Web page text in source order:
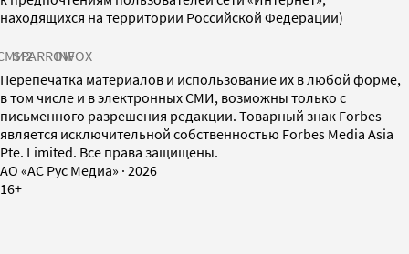
находящихся на территории Российской Федерации)
SPARROWINFOX
Перепечатка материалов и использование их в любой форме,
в том числе и в электронных СМИ, возможны только с
письменного разрешения редакции. Товарный знак Forbes
является исключительной собственностью Forbes Media Asia
Pte. Limited. Все права защищены.
AO «АС Рус Медиа» · 2026
16+